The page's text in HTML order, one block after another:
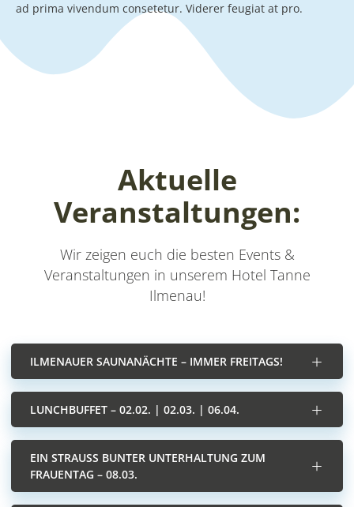
ad prima vivendum consetetur. Viderer feugiat at pro.
Aktuelle
Veranstaltungen:
Wir zeigen euch die besten Events &
Veranstaltungen in unserem Hotel Tanne
Ilmenau!
ILMENAUER SAUNANÄCHTE – IMMER FREITAGS!
LUNCHBUFFET – 02.02. | 02.03. | 06.04.
EIN STRAUSS BUNTER UNTERHALTUNG ZUM F
RAUENTAG – 08.03.